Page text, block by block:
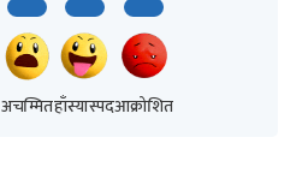
अचम्मितहाँस्यास्पदआक्रोशित